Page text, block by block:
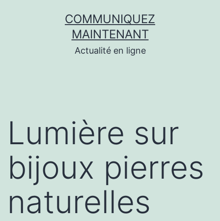
COMMUNIQUEZ
MAINTENANT
Actualité en ligne
Lumière sur
bijoux pierres
naturelles